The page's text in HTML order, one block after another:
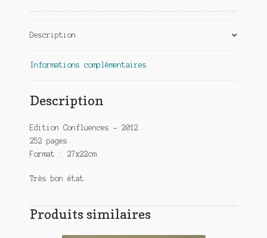
Description
Informations complémentaires
Description
Edition Confluences – 2012
252 pages
Format : 27x22cm
Très bon état
Produits similaires